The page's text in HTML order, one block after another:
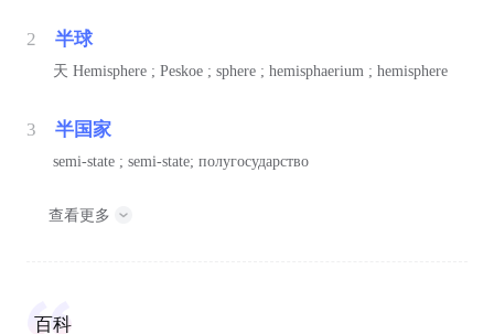
2 半球
天 Hemisphere ; Peskoe ; sphere ; hemisphaerium ; hemisphere
3 半国家
semi-state ; semi-state; полугосударство
查看更多
百科